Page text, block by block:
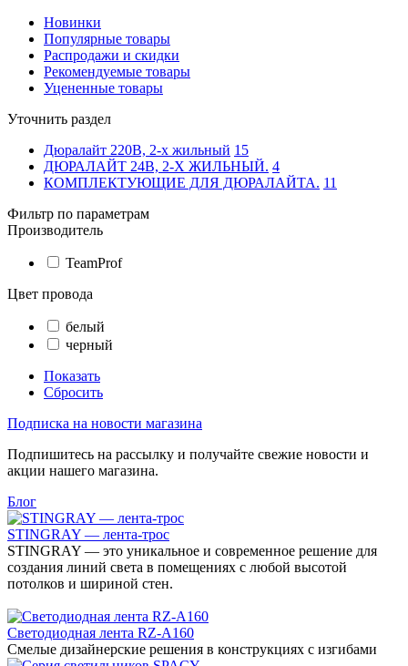
Новинки
Популярные товары
Распродажи и скидки
Рекомендуемые товары
Уцененные товары
Уточнить раздел
Дюралайт 220В, 2-х жильный 15
ДЮРАЛАЙТ 24В, 2-Х ЖИЛЬНЫЙ. 4
КОМПЛЕКТУЮЩИЕ ДЛЯ ДЮРАЛАЙТА. 11
Фильтр по параметрам
Производитель
TeamProf
Цвет провода
белый
черный
Показать
Сбросить
Подписка на новости магазина
Подпишитесь на рассылку и получайте свежие новости и
акции нашего магазина.
Блог
STINGRAY — лента-трос
STINGRAY — это уникальное и современное решение для
создания линий света в помещениях с любой высотой
потолков и шириной стен.
Светодиодная лента RZ-A160
Смелые дизайнерские решения в конструкциях с изгибами